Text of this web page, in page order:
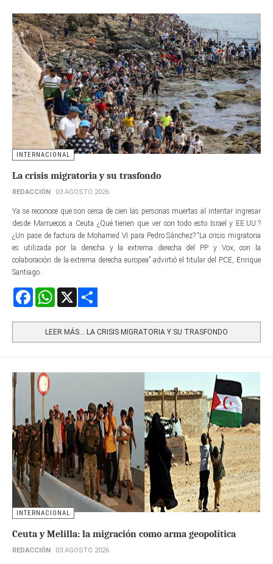
INTERNACIONAL
La crisis migratoria y su trasfondo
REDACCIÓN 03 AGOSTO 2026
Ya se reconoce que son cerca de cien las personas muertas al intentar ingresar
desde Marruecos a Ceuta ¿Qué tienen que ver con todo esto Israel y EE.UU.?
¿Un pase de factura de Mohamed VI para Pedro Sánchez? “La crisis migratoria
es utilizada por la derecha y la extrema derecha del PP y Vox, con la
colaboración de la extrema derecha europea” advirtió el titular del PCE, Enrique
Santiago.
FacebookWhatsApp
LEER MÁS… LA CRISIS MIGRATORIA Y SU TRASFONDO
INTERNACIONAL
Ceuta y Melilla: la migración como arma geopolítica
REDACCIÓN 03 AGOSTO 2026